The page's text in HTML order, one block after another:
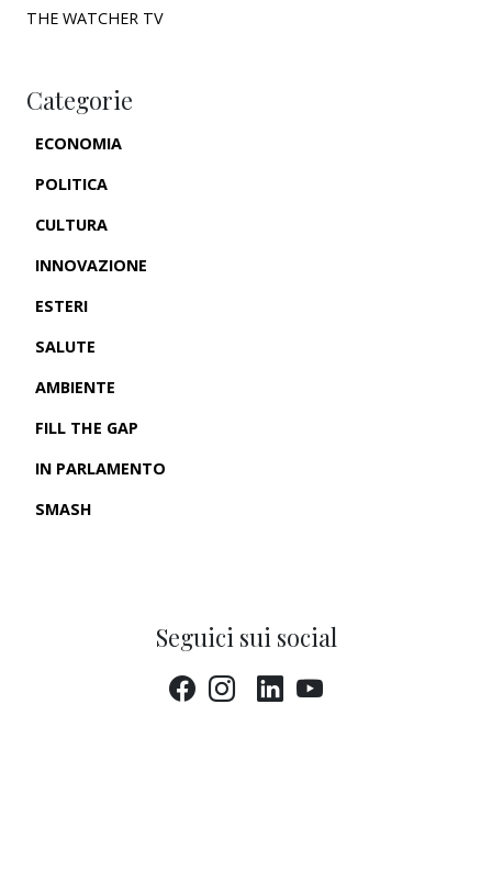
THE WATCHER TV
Categorie
ECONOMIA
POLITICA
CULTURA
INNOVAZIONE
ESTERI
SALUTE
AMBIENTE
FILL THE GAP
IN PARLAMENTO
SMASH
Seguici sui social